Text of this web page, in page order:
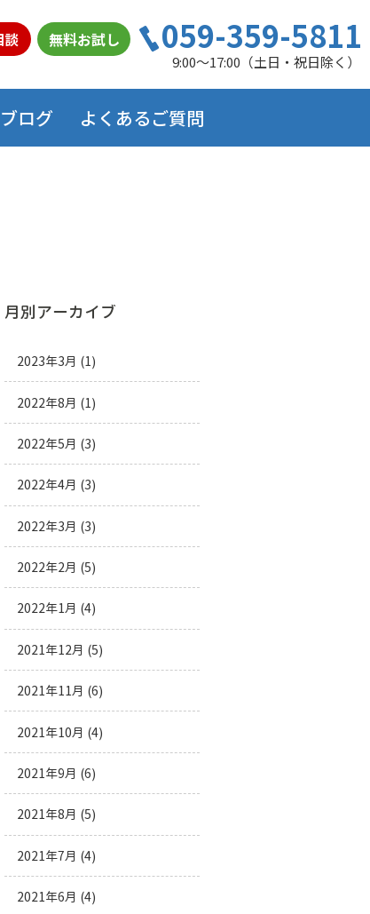
談 無料お試し 059-359-5811
9:00～17:00（土日・祝日除く）
ログ よくあるご質問
月別アーカイブ
2023年3月 (1)
2022年8月 (1)
2022年5月 (3)
2022年4月 (3)
2022年3月 (3)
2022年2月 (5)
2022年1月 (4)
2021年12月 (5)
2021年11月 (6)
2021年10月 (4)
2021年9月 (6)
2021年8月 (5)
2021年7月 (4)
2021年6月 (4)